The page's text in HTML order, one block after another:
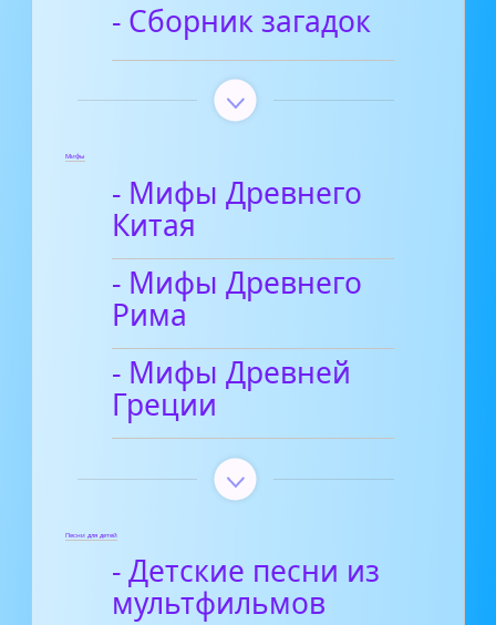
- Сборник загадок
Мифы
- Мифы Древнего
Китая
- Мифы Древнего
Рима
- Мифы Древней
Греции
Песни для детей
- Детские песни из
мультфильмов